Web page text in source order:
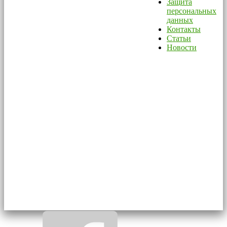
персональных
данных
Контакты
Статьи
Новости